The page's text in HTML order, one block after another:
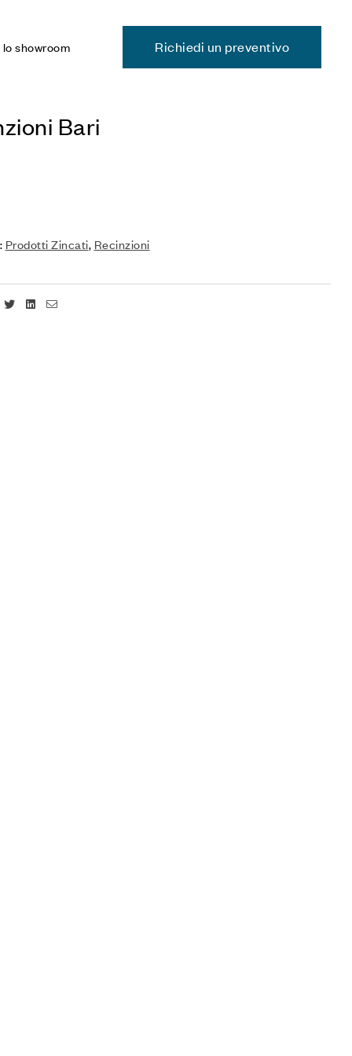
showroom Richiedi un preventivo
Bari
Prodotti Zincati, Recinzioni
FacebookTwitterLinkedin
Email